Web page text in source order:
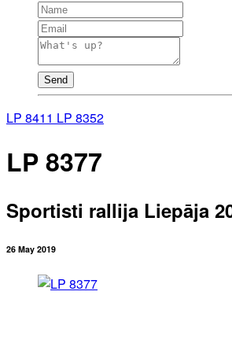
Send
LP 8411 LP 8352
LP 8377
Sportisti rallija Liepāja
26 May 2019